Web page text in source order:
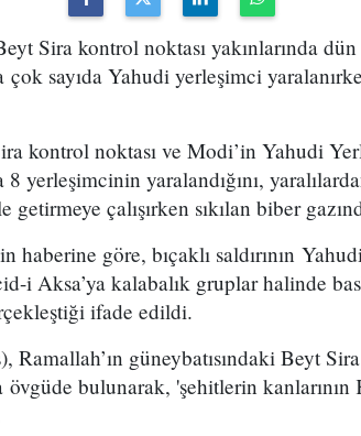
Sira kontrol noktası yakınlarında
çok sayıda Yahudi yerleşimci
kontrol noktası ve Modi’in Yahudi
yerleşimcinin yaralandığını,
getirmeye çalışırken sıkılan biber
göre, bıçaklı saldırının
i Aksa’ya kalabalık gruplar halinde
ifade edildi.
güneybatısındaki Beyt
övgüde bulunarak, 'şehitlerin